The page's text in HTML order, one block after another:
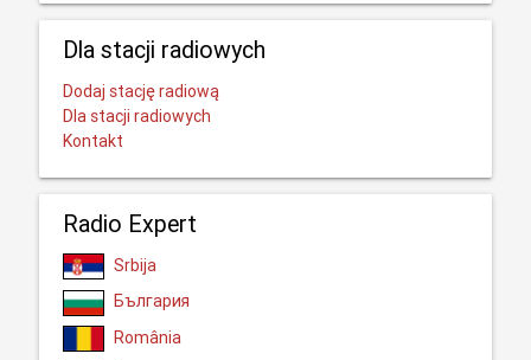
Dla stacji radiowych
Dodaj stację radiową
Dla stacji radiowych
Kontakt
Radio Expert
Srbija
България
România